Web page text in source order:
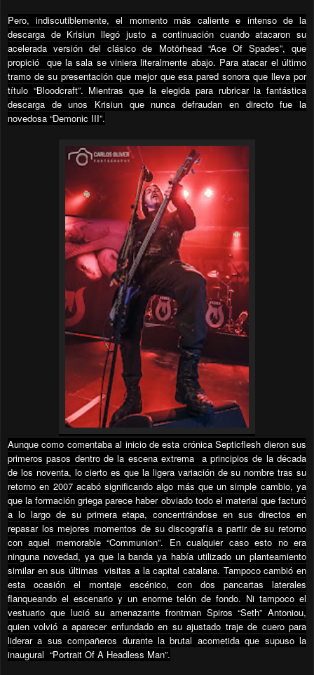
Pero, indiscutiblemente, el momento más caliente e intenso de la
descarga de Krisiun llegó justo a continuación cuando atacaron su
acelerada versión del clásico de Motörhead “Ace Of Spades”, que
propició que la sala se viniera literalmente abajo. Para atacar el último
tramo de su presentación que mejor que esa pared sonora que lleva por
título “Bloodcraft”. Mientras que la elegida para rubricar la fantástica
descarga de unos Krisiun que nunca defraudan en directo fue la
novedosa “Demonic III”.
Aunque como comentaba al inicio de esta crónica Septicflesh dieron sus
primeros pasos dentro de la escena extrema a principios de la década
de los noventa, lo cierto es que la ligera variación de su nombre tras su
retorno en 2007 acabó significando algo más que un simple cambio, ya
que la formación griega parece haber obviado todo el material que facturó
a lo largo de su primera etapa, concentrándose en sus directos en
repasar los mejores momentos de su discografía a partir de su retorno
con aquel memorable “Communion”. En cualquier caso esto no era
ninguna novedad, ya que la banda ya había utilizado un planteamiento
similar en sus últimas visitas a la capital catalana. Tampoco cambió en
esta ocasión el montaje escénico, con dos pancartas laterales
flanqueando el escenario y un enorme telón de fondo. Ni tampoco el
vestuario que lució su amenazante frontman Spiros “Seth” Antoniou,
quien volvió a aparecer enfundado en su ajustado traje de cuero para
liderar a sus compañeros durante la brutal acometida que supuso la
inaugural “Portrait Of A Headless Man”.